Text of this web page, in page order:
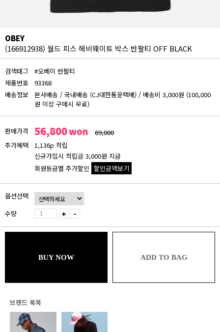
OBEY
(166912938) 월드 피스 헤비웨이트 박스 반팔티 OFF BLACK
검색태그
#오베이 반팔티
제품번호
93368
배송정보
본사배송 / 국내배송 (CJ대한통운택배) / 배송비 3,000원 (100,000
원 이상 구매시 무료)
판매가격 56,800won
69,000
추가혜택
1,136p 적립
신규가입시 적립금 3,000원 지급
회원등급별 추가할인 할인금액보기
회원등급 할인가
비회원
56,800원
블루
브론즈
실버
골드
55,664원 (추가할인 2% / 추가적립 2%)
옵션선택
수량
+ -
BUY NOW ADD TO BAG
브랜드 룩북